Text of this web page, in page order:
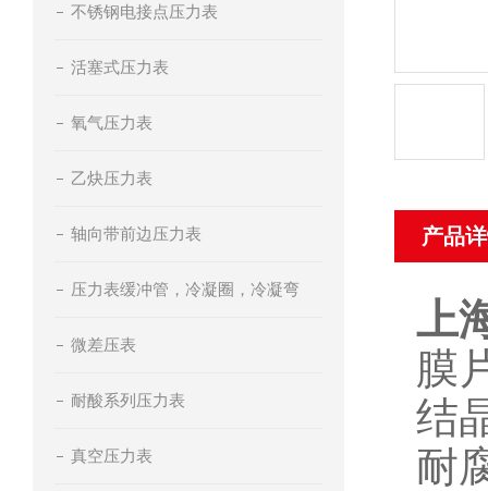
不锈钢电接点压力表
活塞式压力表
氧气压力表
乙炔压力表
轴向带前边压力表
压力表缓冲管，冷凝圈，冷凝弯
微差压表
耐酸系列压力表
真空压力表
产品
上
膜
结
耐